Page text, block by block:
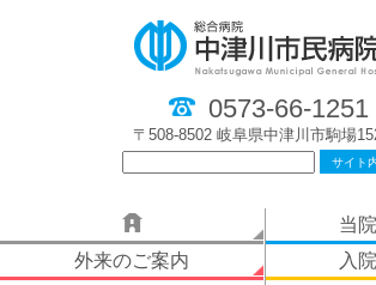
0573-66-1251
〒508-8502 岐阜県中津川市駒場
当
外来のご案内
入